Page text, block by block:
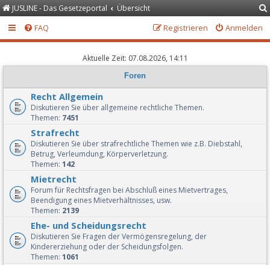
JUSLINE - Das Gesetzeportal Übersicht
FAQ Anmelden
Registrieren
Aktuelle Zeit: 07.08.2026, 14:11
Foren
Recht Allgemein
Diskutieren Sie über allgemeine rechtliche Themen.
Themen: 7451
Strafrecht
Diskutieren Sie über strafrechtliche Themen wie z.B. Diebstahl,
Betrug, Verleumdung, Körperverletzung.
Themen: 142
Mietrecht
Forum für Rechtsfragen bei Abschluß eines Mietvertrages,
Beendigung eines Mietverhältnisses, usw.
Themen: 2139
Ehe- und Scheidungsrecht
Diskutieren Sie Fragen der Vermögensregelung, der
Kindererziehung oder der Scheidungsfolgen.
Themen: 1061